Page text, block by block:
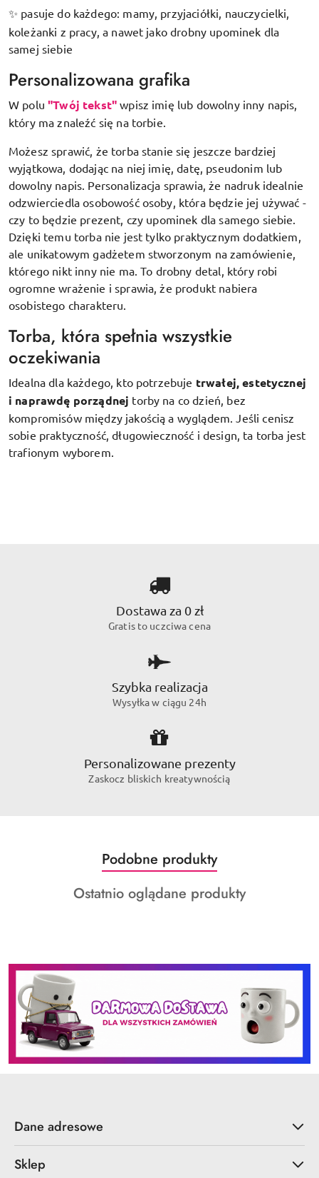
✨ pasuje do każdego: mamy, przyjaciółki, nauczycielki,
koleżanki z pracy, a nawet jako drobny upominek dla
samej siebie
Personalizowana grafika
W polu"Twój tekst" wpisz imię lub dowolny inny napis,
który ma znaleźć się na torbie.
Możesz sprawić, że torba stanie się jeszcze bardziej
wyjątkowa, dodając na niej imię, datę, pseudonim lub
dowolny napis. Personalizacja sprawia, że nadruk idealnie
odzwierciedla osobowość osoby, która będzie jej używać -
czy to będzie prezent, czy upominek dla samego siebie.
Dzięki temu torba nie jest tylko praktycznym dodatkiem,
ale unikatowym gadżetem stworzonym na zamówienie,
którego nikt inny nie ma. To drobny detal, który robi
ogromne wrażenie i sprawia, że produkt nabiera
osobistego charakteru.
Torba, która spełnia wszystkie
oczekiwania
Idealna dla każdego, kto potrzebuje trwałej, estetycznej
i naprawdę porządnej torby na co dzień, bez
kompromisów między jakością a wyglądem. Jeśli cenisz
sobie praktyczność, długowieczność i design, ta torba jest
trafionym wyborem.
Dostawa za 0 zł
Gratis to uczciwa cena
Szybka realizacja
Wysyłka w ciągu 24h
Personalizowane prezenty
Zaskocz bliskich kreatywnością
Pomiń karuzelę produktów
Produkty
o
statusie:
Podobne produkty
Produkty
Ostatnio oglądane produkty
Dane adresowe
Sklep